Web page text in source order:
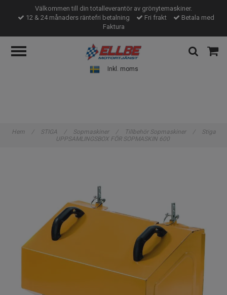
Välkommen till din totalleverantör av grönytemaskiner.
12 & 24 månaders räntefri betalning
Fri frakt
Betala med
Faktura
Inkl. moms
Hem / STIGA / Sopmaskiner / Tillbehör Sopmaskiner /
Stiga
UPPSAMLINGSBOX FÖR SOPMASKIN 600